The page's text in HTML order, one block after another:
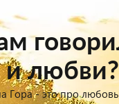
и любви?
Гора - это про